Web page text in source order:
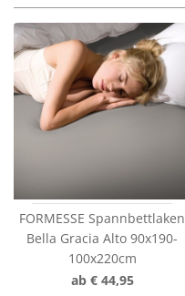
FORMESSE Spannbettlaken
Bella Gracia Alto 90x190-
100x220cm
ab € 44,95